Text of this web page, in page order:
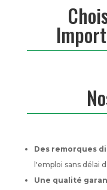
Des remorques
l'emploi sans délai
Une qualité